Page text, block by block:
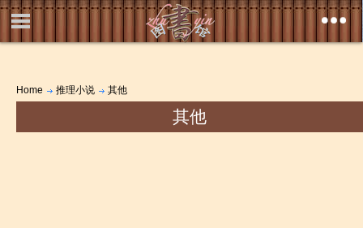
Home 推理小说 其他
其他